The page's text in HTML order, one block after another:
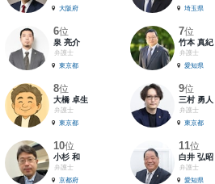
大阪府
埼玉県
6位
泉 亮介
弁護士
東京都
7位
竹本 真紀
弁護士
愛知県
8位
大橋 卓生
弁護士
東京都
9位
三村 勇人
弁護士
東京都
10位
小杉 和
弁護士
京都府
11位
白井 弘昭
弁護士
愛知県